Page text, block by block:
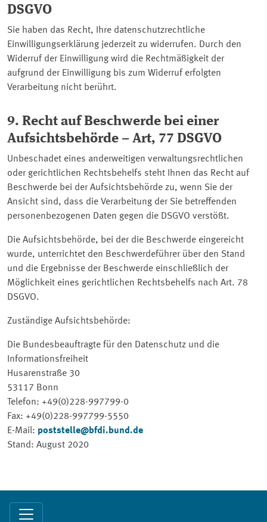
DSGVO
Sie haben das Recht, Ihre datenschutzrechtliche
Einwilligungserklärung jederzeit zu widerrufen. Durch den
Widerruf der Einwilligung wird die Rechtmäßigkeit der
aufgrund der Einwilligung bis zum Widerruf erfolgten
Verarbeitung nicht berührt.
9. Recht auf Beschwerde bei einer
Aufsichtsbehörde – Art, 77 DSGVO
Unbeschadet eines anderweitigen verwaltungsrechtlichen
oder gerichtlichen Rechtsbehelfs steht Ihnen das Recht auf
Beschwerde bei der Aufsichtsbehörde zu, wenn Sie der
Ansicht sind, dass die Verarbeitung der Sie betreffenden
personenbezogenen Daten gegen die DSGVO verstößt.
Die Aufsichtsbehörde, bei der die Beschwerde eingereicht
wurde, unterrichtet den Beschwerdeführer über den Stand
und die Ergebnisse der Beschwerde einschließlich der
Möglichkeit eines gerichtlichen Rechtsbehelfs nach Art. 78
DSGVO.
Zuständige Aufsichtsbehörde:
Die Bundesbeauftragte für den Datenschutz und die
Informationsfreiheit
Husarenstraße 30
53117 Bonn
Telefon: +49(0)228-997799-0
Fax: +49(0)228-997799-5550
E-Mail: poststelle@bfdi.bund.de
Stand: August 2020